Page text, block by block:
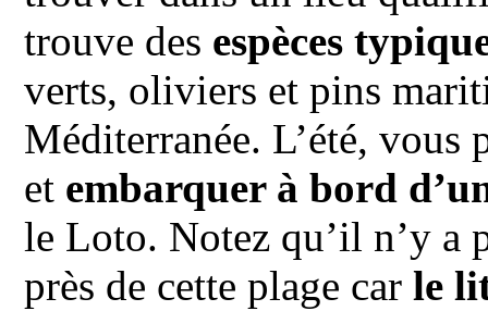
trouve des espèces
verts, oliviers et pins
Méditerranée. L’été,
et embarquer à bord
le Loto. Notez qu’il n’y a
près de cette plage carle